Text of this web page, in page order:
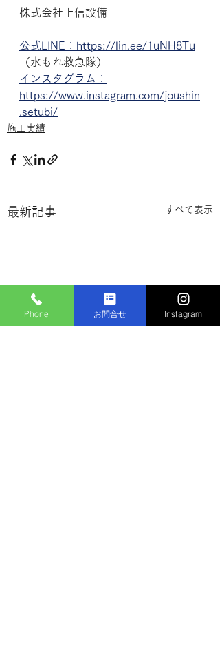
株式会社上信設備
公式LINE：https://lin.ee/1uNH8Tu
（水もれ救急隊）
インスタグラム：
https://www.instagram.com/joushin
.setubi/
施工実績
最新記事 すべて表示
Phone お問合せ Instagram